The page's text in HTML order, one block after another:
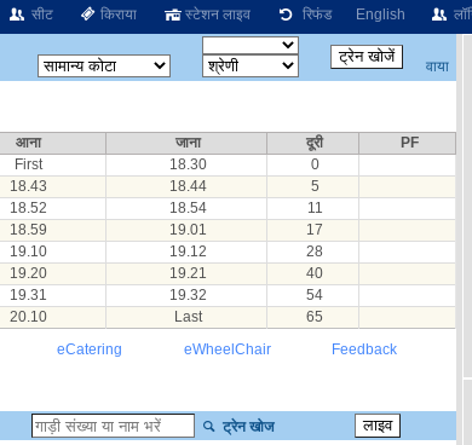
सीट किराया स्टेशन लाइव रिफंड English
वाया
आना जाना दूरी
PF
First 18.30
0
18.43 18.44
5
18.52 18.54
11
18.59 19.01
17
19.10 19.12
28
19.20 19.21
40
19.31 19.32
54
20.10 Last
65
eCatering eWheelChair Feedback
ट्रेन खोज